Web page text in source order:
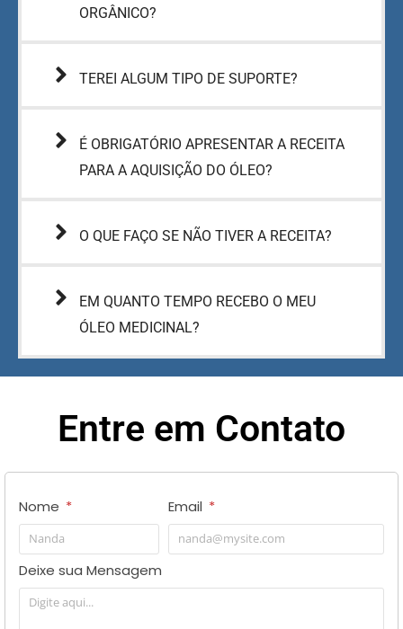
ORGÂNICO?
TEREI ALGUM TIPO DE SUPORTE?
É OBRIGATÓRIO APRESENTAR A RECEITA
PARA A AQUISIÇÃO DO ÓLEO?
O QUE FAÇO SE NÃO TIVER A RECEITA?
EM QUANTO TEMPO RECEBO O MEU
ÓLEO MEDICINAL?
Entre em Contato
Nome Email
Deixe sua Mensagem